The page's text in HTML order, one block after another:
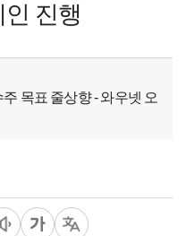
진행
목표 줄상향 - 와우넷 오